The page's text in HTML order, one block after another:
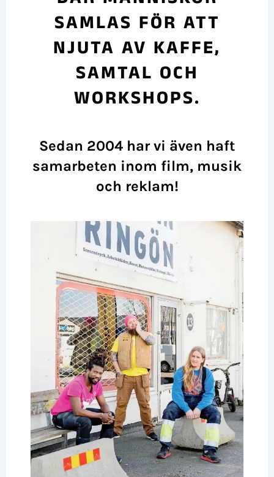
SAMLAS FÖR ATT
NJUTA AV KAFFE,
SAMTAL OCH
WORKSHOPS.
Sedan 2004 har vi även haft
samarbeten inom film, musik
och reklam!